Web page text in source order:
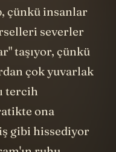
çünkü insanlar
severler
taşıyor, çünkü
çok yuvarlak
tercih
ona
gibi hissediyor